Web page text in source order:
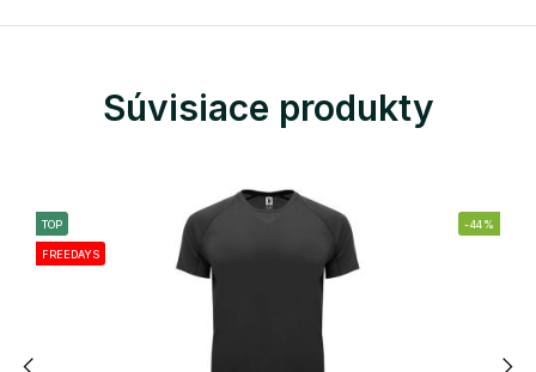
Súvisiace produkty
TOP
FREEDAYS
-44%